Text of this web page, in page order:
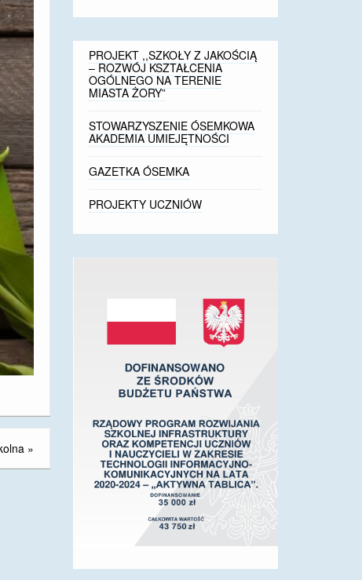
»
PROJEKT ,,SZKOŁY Z JAKOŚCIĄ
– ROZWÓJ KSZTAŁCENIA
OGÓLNEGO NA TERENIE
MIASTA ŻORY”
STOWARZYSZENIE ÓSEMKOWA
AKADEMIA UMIEJĘTNOŚCI
GAZETKA ÓSEMKA
PROJEKTY UCZNIÓW